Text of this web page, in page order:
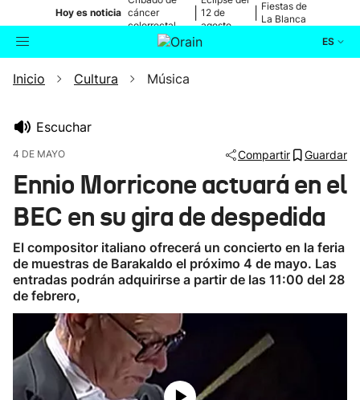
Hoy es noticia cáncer
colorrectal
12 de
agosto
Fiestas de
La Blanca
ES
Buscador Actualidad
Ikusmiran
Eguraldia
Inicio Cultura Música
Escuchar
4 DE MAYO Compartir Guardar
Ennio Morricone actuará en el
BEC en su gira de despedida
El compositor italiano ofrecerá un concierto en la feria
de muestras de Barakaldo el próximo 4 de mayo. Las
entradas podrán adquirirse a partir de las 11:00 del 28
de febrero,